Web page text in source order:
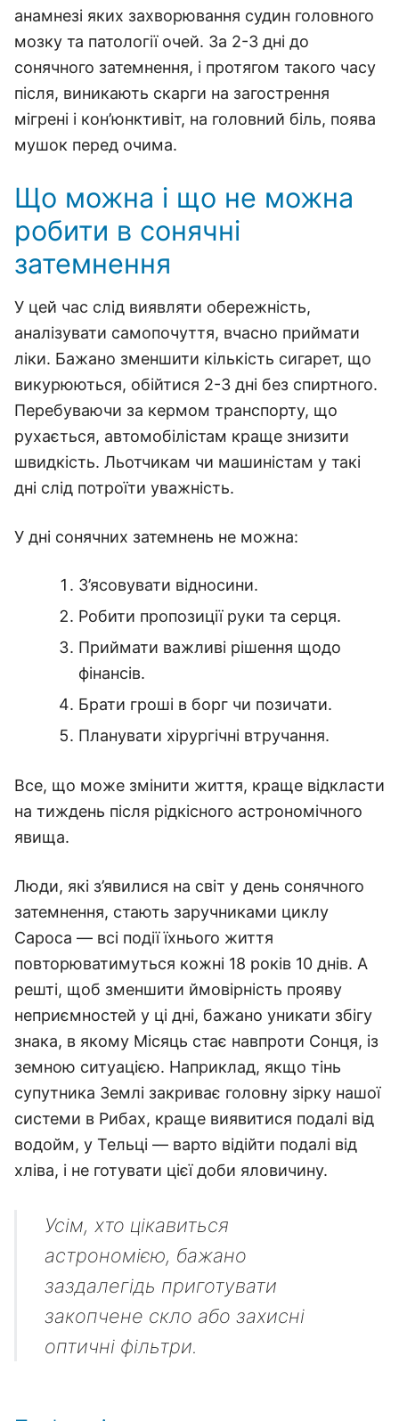
анамнезі яких захворювання судин головного
мозку та патології очей. За 2-3 дні до
сонячного затемнення, і протягом такого часу
після, виникають скарги на загострення
мігрені і кон’юнктивіт, на головний біль, поява
мушок перед очима.
Що можна і що не можна
робити в сонячні
затемнення
У цей час слід виявляти обережність,
аналізувати самопочуття, вчасно приймати
ліки. Бажано зменшити кількість сигарет, що
викурюються, обійтися 2-3 дні без спиртного.
Перебуваючи за кермом транспорту, що
рухається, автомобілістам краще знизити
швидкість. Льотчикам чи машиністам у такі
дні слід потроїти уважність.
У дні сонячних затемнень не можна:
З’ясовувати відносини.
Робити пропозиції руки та серця.
Приймати важливі рішення щодо
фінансів.
Брати гроші в борг чи позичати.
Планувати хірургічні втручання.
Все, що може змінити життя, краще відкласти
на тиждень після рідкісного астрономічного
явища.
Люди, які з’явилися на світ у день сонячного
затемнення, стають заручниками циклу
Сароса — всі події їхнього життя
повторюватимуться кожні 18 років 10 днів. А
решті, щоб зменшити ймовірність прояву
неприємностей у ці дні, бажано уникати збігу
знака, в якому Місяць стає навпроти Сонця, із
земною ситуацією. Наприклад, якщо тінь
супутника Землі закриває головну зірку нашої
системи в Рибах, краще виявитися подалі від
водойм, у Тельці — варто відійти подалі від
хліва, і не готувати цієї доби яловичину.
Усім, хто цікавиться
астрономією, бажано
заздалегідь приготувати
закопчене скло або захисні
оптичні фільтри.